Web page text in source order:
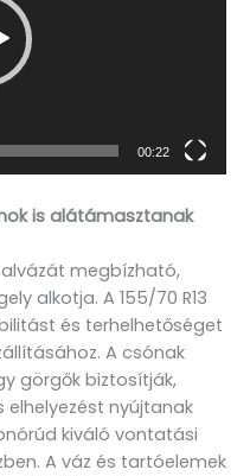
00:22
is alátámasztanak
alvázát megbízható,
alkotja. A 155/70 R13
és terhelhetőséget
A csónak
görgők biztosítják,
nyújtanak
kiváló vontatási
A váz és tartóelemek